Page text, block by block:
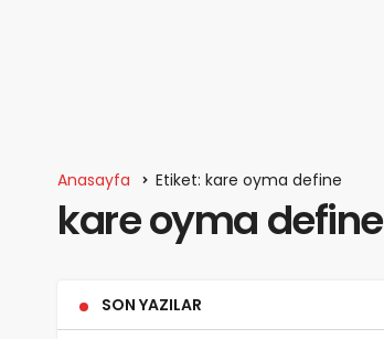
Anasayfa Etiket: kare oyma define
kare oyma define
SON YAZILAR